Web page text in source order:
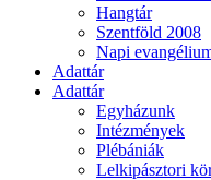
Hangtár
Szentföld 2008
Napi
Adattár
Adattár
Egyházunk
Intézmények
Plébániák
Lelkipásztori